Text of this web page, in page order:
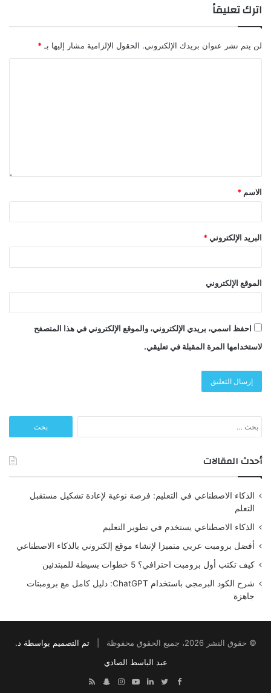
اترك تعليقاً
لن يتم نشر عنوان بريدك الإلكتروني. الحقول الإلزامية مشار إليها بـ *
الاسم *
البريد الإلكتروني *
الموقع الإلكتروني
احفظ اسمي، بريدي الإلكتروني، والموقع الإلكتروني في هذا المتصفح
لاستخدامها المرة المقبلة في تعليقي.
عن:
أحدث المقالات
الذكاء الاصطناعي في التعليم: فرصة نوعية لإعادة تشكيل مستقبل
التعلم
الذكاء الاصطناعي يستخدم في تطوير التعليم
أفضل برومبت عربي متميزا لإنشاء موقع إلكتروني بالذكاء الاصطناعي
كيف تكتب أول برومبت احترافي؟ 5 خطوات بسيطة للمبتدئين
شرح الكود البرمجي باستخدام ChatGPT: دليل كامل مع برومبتات
جاهزة
© حقوق النشر 2026، جميع الحقوق محفوظة |
تم التصميم بواسطة د.
عبد الباسط الصادي
Facebook
Twitter
LinkedIn
YouTube
Instagram
Snapchat
RSS